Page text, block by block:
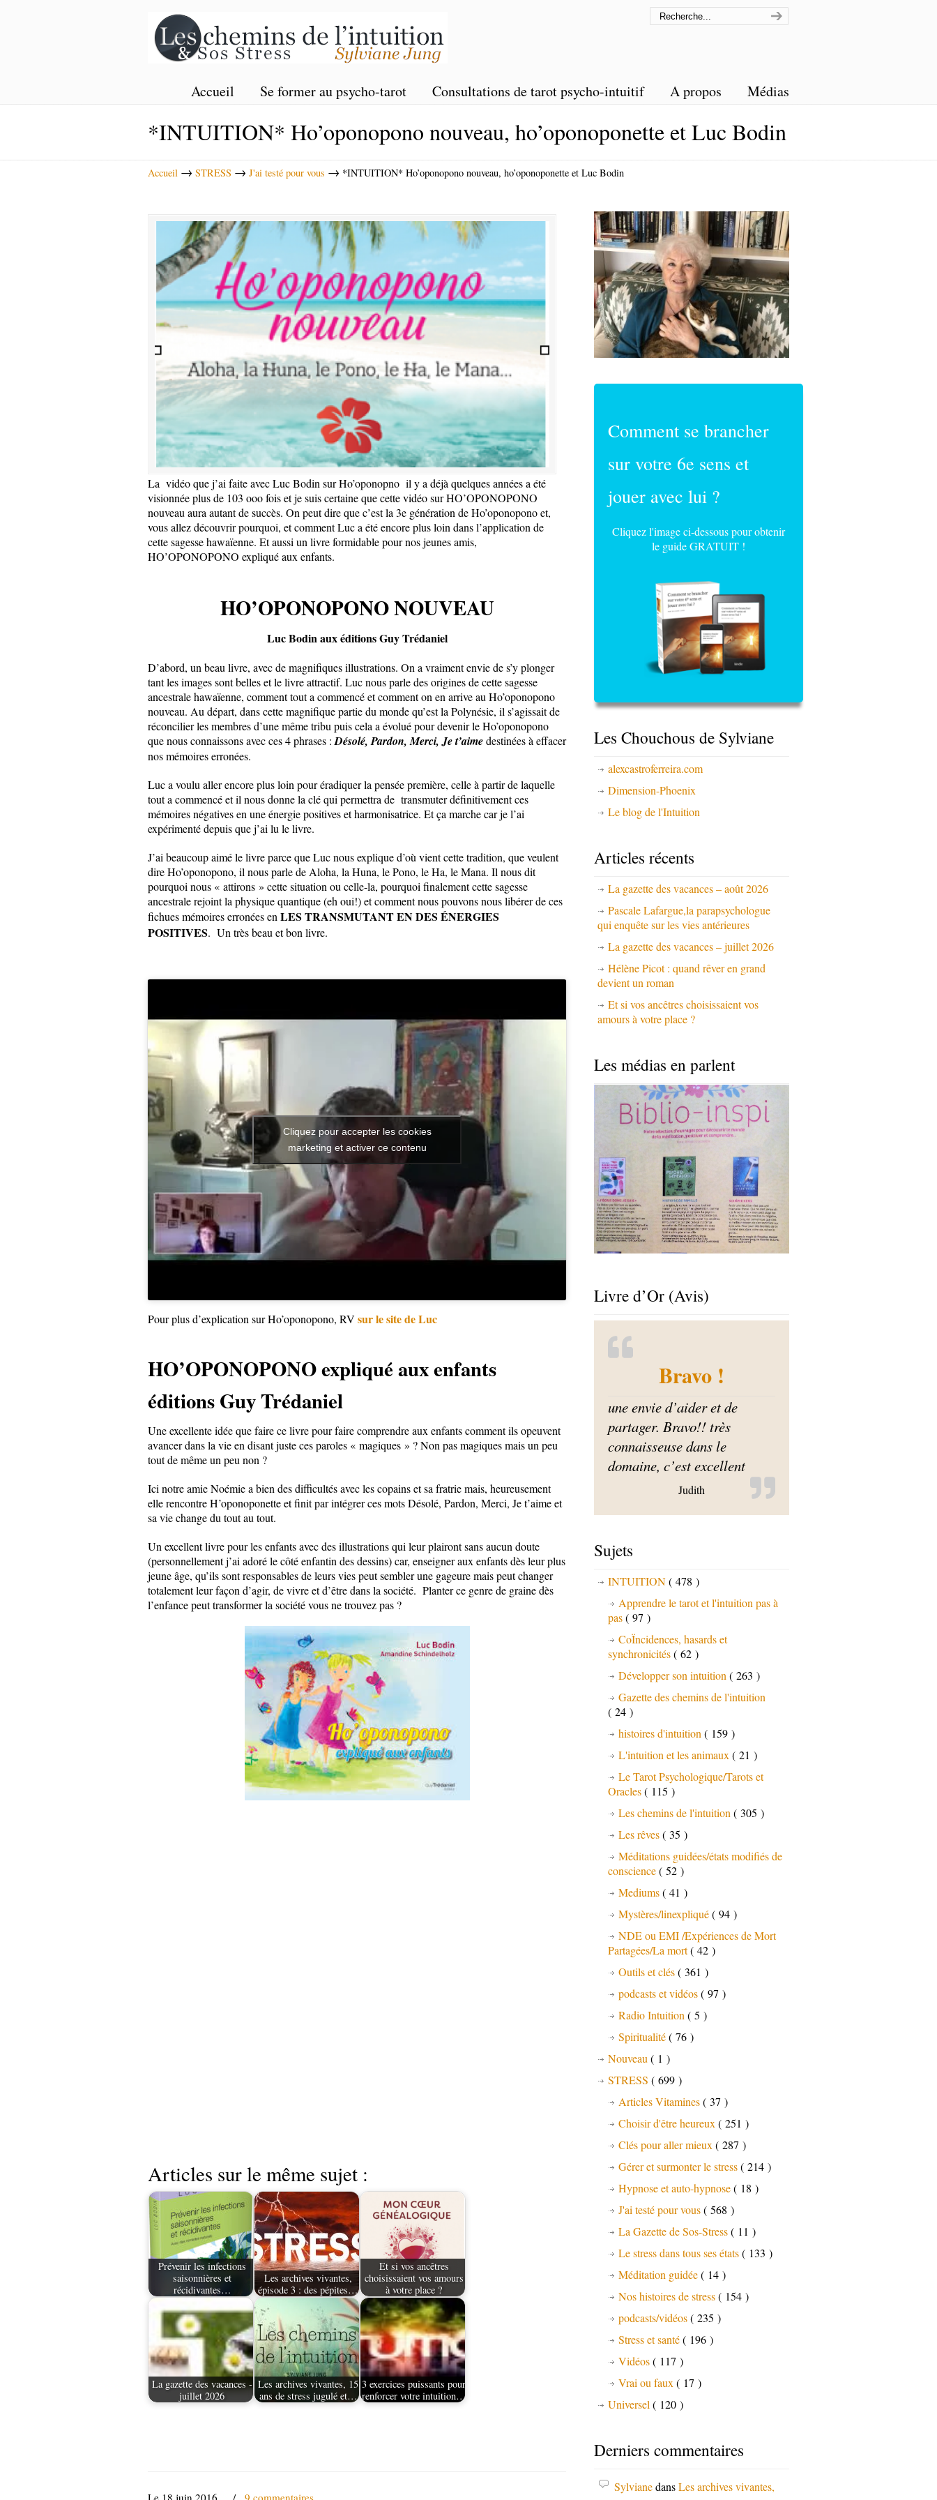
Accueil Se former au psycho-tarot Consultations de tarot psycho-intuitif A propos Médias
*INTUITION* Ho’oponopono nouveau, ho’oponoponette et Luc Bodin
Accueil → STRESS → J'ai testé pour vous → *INTUITION* Ho’oponopono nouveau, ho’oponoponette et Luc Bodin
La vidéo que j’ai faite avec Luc Bodin sur Ho’oponopno il y a déjà quelques années a été
visionnée plus de 103 ooo fois et je suis certaine que cette vidéo sur HO’OPONOPONO
nouveau aura autant de succès. On peut dire que c’est la 3e génération de Ho’oponopono et,
vous allez découvrir pourquoi, et comment Luc a été encore plus loin dans l’application de
cette sagesse hawaïenne. Et aussi un livre formidable pour nos jeunes amis,
HO’OPONOPONO expliqué aux enfants.
HO’OPONOPONO NOUVEAU
Luc Bodin aux éditions Guy Trédaniel
D’abord, un beau livre, avec de magnifiques illustrations. On a vraiment envie de s’y plonger
tant les images sont belles et le livre attractif. Luc nous parle des origines de cette sagesse
ancestrale hawaïenne, comment tout a commencé et comment on en arrive au Ho’oponopono
nouveau. Au départ, dans cette magnifique partie du monde qu’est la Polynésie, il s’agissait de
réconcilier les membres d’une même tribu puis cela a évolué pour devenir le Ho’oponopono
que nous connaissons avec ces 4 phrases : Désolé, Pardon, Merci, Je t’aimedestinées à effacer
nos mémoires erronées.
Luc a voulu aller encore plus loin pour éradiquer la pensée première, celle à partir de laquelle
tout a commencé et il nous donne la clé qui permettra de transmuter définitivement ces
mémoires négatives en une énergie positives et harmonisatrice. Et ça marche car je l’ai
expérimenté depuis que j’ai lu le livre.
J’ai beaucoup aimé le livre parce que Luc nous explique d’où vient cette tradition, que veulent
dire Ho’oponopono, il nous parle de Aloha, la Huna, le Pono, le Ha, le Mana. Il nous dit
pourquoi nous « attirons » cette situation ou celle-la, pourquoi finalement cette sagesse
ancestrale rejoint la physique quantique (eh oui!) et comment nous pouvons nous libérer de ces
fichues mémoires erronées en LES TRANSMUTANT EN DES ÉNERGIES
POSITIVES. Un très beau et bon livre.
Cliquez pour accepter les cookies
marketing et activer ce contenu
Pour plus d’explication sur Ho’oponopono, RV sur le site de Luc
HO’OPONOPONO expliqué aux enfants
éditions Guy Trédaniel
Une excellente idée que faire ce livre pour faire comprendre aux enfants comment ils opeuvent
avancer dans la vie en disant juste ces paroles « magiques » ? Non pas magiques mais un peu
tout de même un peu non ?
Ici notre amie Noémie a bien des difficultés avec les copains et sa fratrie mais, heureusement
elle rencontre H’oponoponette et finit par intégrer ces mots Désolé, Pardon, Merci, Je t’aime et
sa vie change du tout au tout.
Un excellent livre pour les enfants avec des illustrations qui leur plairont sans aucun doute
(personnellement j’ai adoré le côté enfantin des dessins) car, enseigner aux enfants dès leur plus
jeune âge, qu’ils sont responsables de leurs vies peut sembler une gageure mais peut changer
totalement leur façon d’agir, de vivre et d’être dans la société. Planter ce genre de graine dès
l’enfance peut transformer la société vous ne trouvez pas ?
Articles sur le même sujet :
Prévenir les infections
saisonnières et
récidivantes…
Les archives vivantes,
épisode 3 : des pépites…
Et si vos ancêtres
choisissaient vos amours
à votre place ?
La gazette des vacances -
juillet 2026
Les archives vivantes, 15
ans de stress jugulé et…
3 exercices puissants pour
renforcer votre intuition…
Comment se brancher
sur votre 6e sens et
jouer avec lui ?
Cliquez l'image ci-dessous pour obtenir
le guide GRATUIT !
Les Chouchous de Sylviane
alexcastroferreira.com
Dimension-Phoenix
Le blog de l'Intuition
Articles récents
La gazette des vacances – août 2026
Pascale Lafargue,la parapsychologue
qui enquête sur les vies antérieures
La gazette des vacances – juillet 2026
Hélène Picot : quand rêver en grand
devient un roman
Et si vos ancêtres choisissaient vos
amours à votre place ?
Les médias en parlent
Livre d’Or (Avis)
Bravo !
une envie d’aider et de
partager. Bravo!! très
connaisseuse dans le
domaine, c’est excellent
Judith
Sujets
INTUITION( 478 )
Apprendre le tarot et l'intuition pas à
pas( 97 )
CoÏncidences, hasards et
synchronicités( 62 )
Développer son intuition ( 263 )
Gazette des chemins de l'intuition
( 24 )
histoires d'intuition ( 159 )
L'intuition et les animaux ( 21 )
Le Tarot Psychologique/Tarots et
Oracles( 115 )
Les chemins de l'intuition ( 305 )
Les rêves( 35 )
Méditations guidées/états modifiés de
conscience( 52 )
Mediums( 41 )
Mystères/linexpliqué( 94 )
NDE ou EMI /Expériences de Mort
Partagées/La mort( 42 )
Outils et clés( 361 )
podcasts et vidéos( 97 )
Radio Intuition ( 5 )
Spiritualité( 76 )
Nouveau ( 1 )
STRESS ( 699 )
Articles Vitamines( 37 )
Choisir d'être heureux ( 251 )
Clés pour aller mieux ( 287 )
Gérer et surmonter le stress( 214 )
Hypnose et auto-hypnose( 18 )
J'ai testé pour vous( 568 )
La Gazette de Sos-Stress( 11 )
Le stress dans tous ses états( 133 )
Méditation guidée( 14 )
Nos histoires de stress( 154 )
podcasts/vidéos( 235 )
Stress et santé( 196 )
Vidéos( 117 )
Vrai ou faux ( 17 )
Universel ( 120 )
Derniers commentaires
SylvianedansLes archives vivantes,